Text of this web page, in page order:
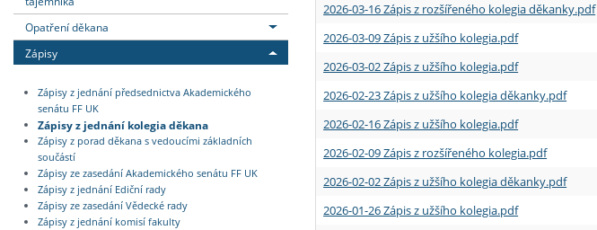
Opatření děkana
Zápisy
Zápisy z jednání předsednictva Akademického
senátu FF UK
Zápisy z jednání kolegia děkana
Zápisy z porad děkana s vedoucími základních
součástí
Zápisy ze zasedání Akademického senátu FF UK
Zápisy z jednání Ediční rady
Zápisy ze zasedání Vědecké rady
Zápisy z jednání komisí fakulty
2026-03-16 Zápis z rozšířeného kolegia děkanky.pdf
2026-03-09 Zápis z užšího kolegia.pdf
2026-03-02 Zápis z užšího kolegia.pdf
2026-02-23 Zápis z užšího kolegia děkanky.pdf
2026-02-16 Zápis z užšího kolegia.pdf
2026-02-09 Zápis z rozšířeného kolegia.pdf
2026-02-02 Zápis z užšího kolegia děkanky.pdf
2026-01-26 Zápis z užšího kolegia.pdf